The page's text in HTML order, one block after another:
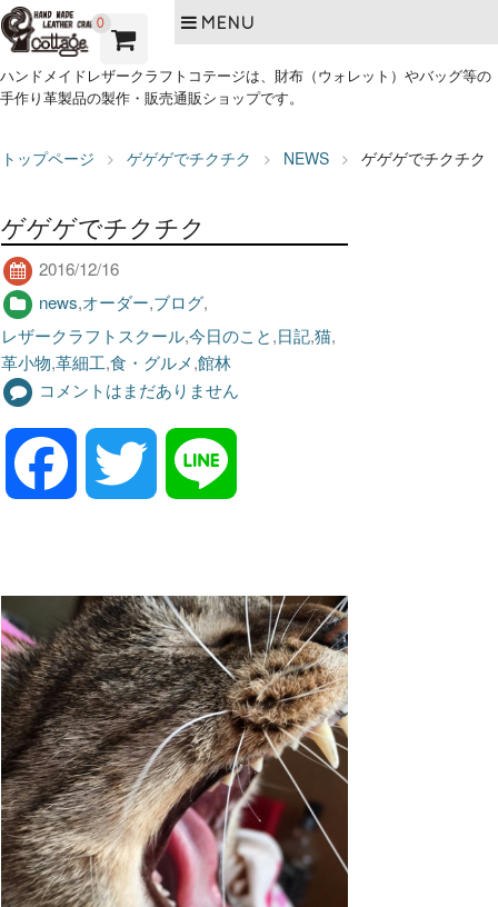
0 MENU
ハンドメイドレザークラフトコテージは、財布（ウォレット）やバッグ等の
手作り革製品の製作・販売通販ショップです。
トップページ ゲゲゲでチクチク NEWS ゲゲゲでチクチク
ゲゲゲでチクチク
2016/12/16
news,オーダー,ブログ,
レザークラフトスクール,今日のこと,日記,猫,
革小物,革細工,食・グルメ,館林
コメントはまだありません
c
e
b
o
o
i
t
t
e
r
n
e